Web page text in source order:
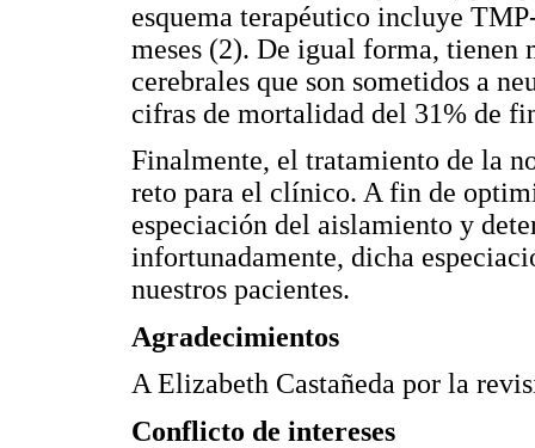
esquema terapéutico incluye
meses (2). De igual forma, tienen
cerebrales que son sometidos a
cifras de mortalidad del 31% de
Finalmente, el tratamiento de la
reto para el clínico. A fin de
especiación del aislamiento y
infortunadamente, dicha
nuestros pacientes.
Agradecimientos
A Elizabeth Castañeda por la
Conflicto de intereses